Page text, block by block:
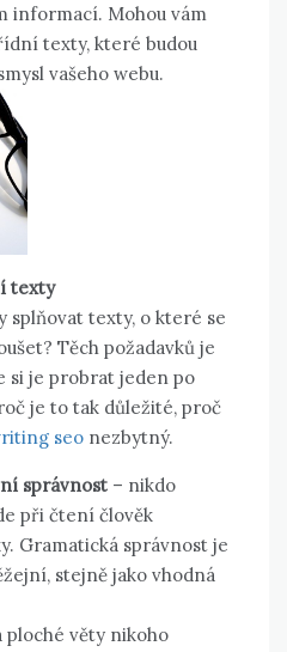
informací. Mohou vám
texty, které budou
vašeho webu.
texty
splňovat texty, o které se
Těch požadavků je
si je probrat jeden po
je to tak důležité, proč
seo nezbytný.
správnost – nikdo
při čtení člověk
Gramatická správnost je
stejně jako vhodná
ploché věty nikoho